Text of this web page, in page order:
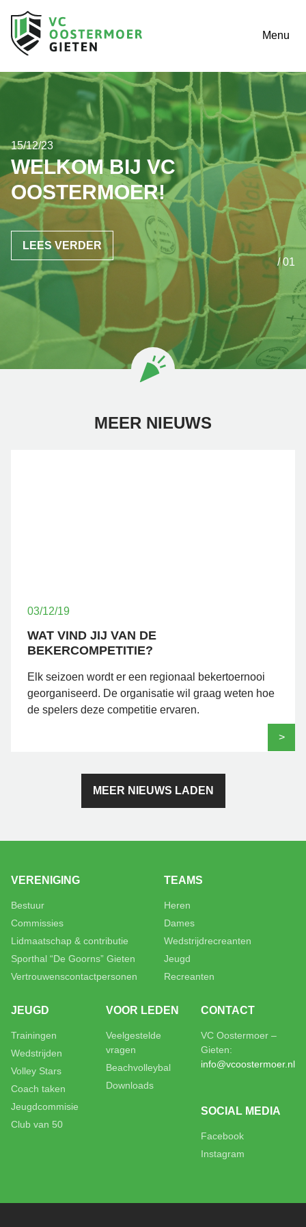
Menu
15/12/23
WELKOM BIJ VC
OOSTERMOER!
LEES VERDER
/ 01
MEER NIEUWS
03/12/19
WAT VIND JIJ VAN DE
BEKERCOMPETITIE?
Elk seizoen wordt er een regionaal bekertoernooi
georganiseerd. De organisatie wil graag weten hoe
de spelers deze competitie ervaren.
>
MEER NIEUWS LADEN
VERENIGING
Bestuur
Commissies
Lidmaatschap & contributie
Sporthal “De Goorns” Gieten
Vertrouwenscontactpersonen
TEAMS
Heren
Dames
Wedstrijdrecreanten
Jeugd
Recreanten
JEUGD
Trainingen
Wedstrijden
Volley Stars
Coach taken
Jeugdcommisie
Club van 50
VOOR LEDEN
Veelgestelde
vragen
Beachvolleybal
Downloads
CONTACT
VC Oostermoer –
Gieten:
info@vcoostermoer.nl
SOCIAL MEDIA
Facebook
Instagram